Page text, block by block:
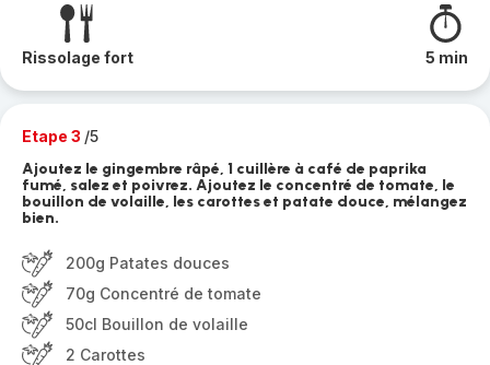
Rissolage fort 5 min
Etape 3 /5
Ajoutez le gingembre râpé, 1 cuillère à café de paprika
fumé, salez et poivrez. Ajoutez le concentré de tomate, le
bouillon de volaille, les carottes et patate douce, mélangez
bien.
200g Patates douces
70g Concentré de tomate
50cl Bouillon de volaille
2 Carottes